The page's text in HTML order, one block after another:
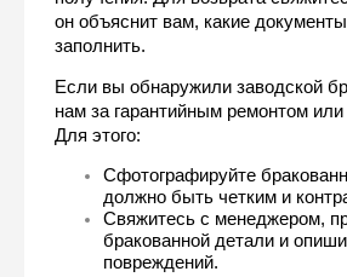
он объяснит вам, какие
заполнить.
Если вы обнаружили заводской
нам за гарантийным ремонтом
Для этого:
Сфотографируйте
должно быть четким и
Свяжитесь с менеджером,
бракованной детали и
повреждений.